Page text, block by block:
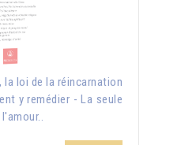
la loi de la réincarnation
y remédier - La seule